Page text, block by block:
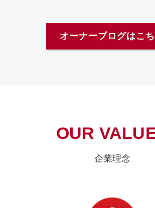
オーナーブログはこ
OUR
企業理念